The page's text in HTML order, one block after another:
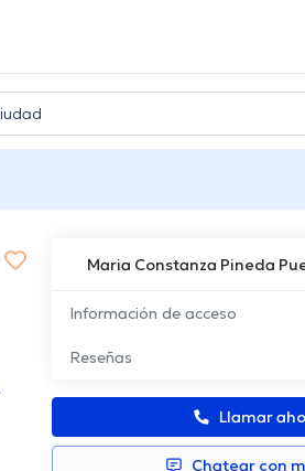
Maria Constanza Pineda
Información de acceso
Reseñas
Llamar
Chatear con